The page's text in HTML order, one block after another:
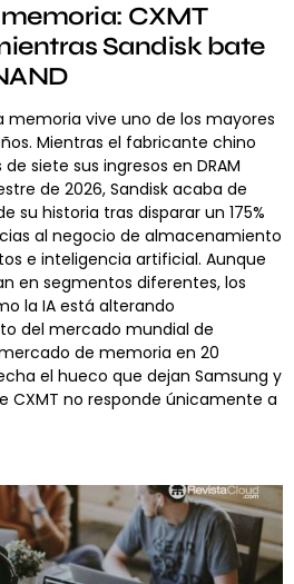
CXMT
Sandisk bate
memoria vive uno de los mayores
Mientras el fabricante chino
siete sus ingresos en DRAM
de 2026, Sandisk acaba de
su historia tras disparar un 175%
al negocio de almacenamiento
e inteligencia artificial. Aunque
en segmentos diferentes, los
la IA está alterando
del mercado mundial de
de memoria en 20
el hueco que dejan Samsung y
CXMT no responde únicamente a